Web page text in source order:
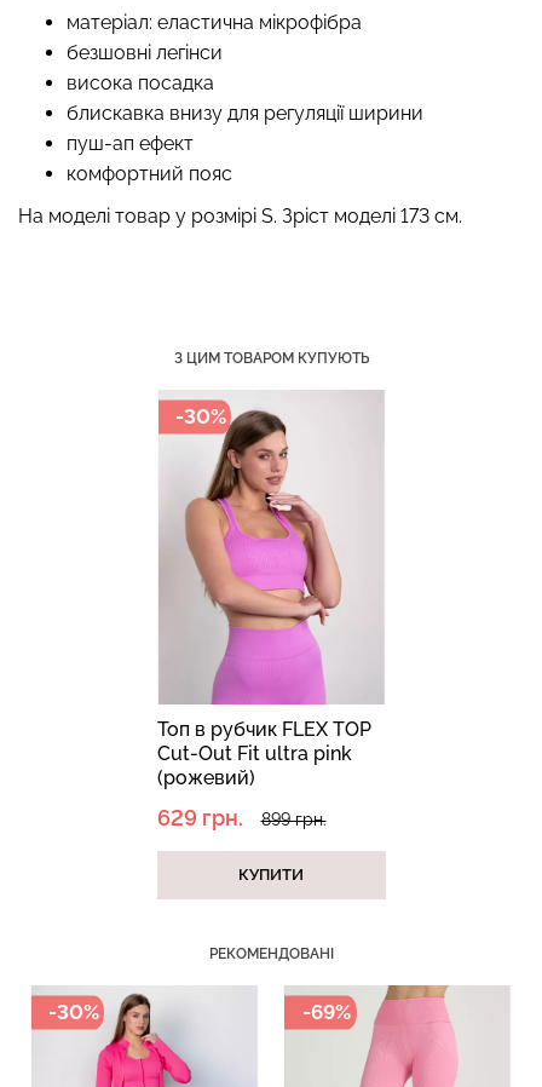
матеріал: еластична мікрофібра
безшовні легінси
висока посадка
блискавка внизу для регуляції ширини
пуш-ап ефект
комфортний пояс
На моделі товар у розмірі S. Зріст моделі 173 см.
З ЦИМ ТОВАРОМ КУПУЮТЬ
-30%
Топ в рубчик FLEX TOP
Cut-Out Fit ultra pink
(рожевий)
629 грн. 899 грн.
КУПИТИ
РЕКОМЕНДОВАНІ
-69% -30%
499 грн.
299 грн.499 грн.
Безшовні труси хіпстери
HIPSTER BRIEFS
(бежевий) Giulia
230 грн.